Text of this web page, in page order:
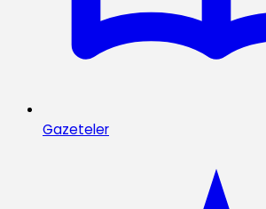
Gazeteler